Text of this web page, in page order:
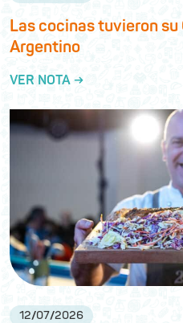
Las cocinas tuvieron su
Argentino
VER NOTA →
12/07/2026